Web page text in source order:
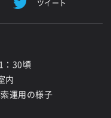
ツイート
：30頃
内
運用の様子